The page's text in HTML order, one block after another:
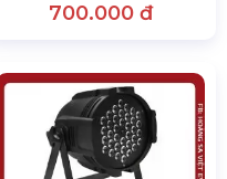
700.000 đ